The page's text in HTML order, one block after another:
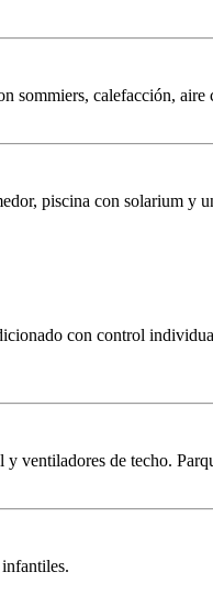
sommiers, calefacción,
piscina con solarium y
con control
ventiladores de techo.